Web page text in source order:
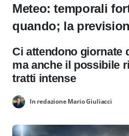
Meteo: temporali
quando; la
Ci attendono giornate
ma anche il possibile
tratti intense
In redazione Mario Giuliacci